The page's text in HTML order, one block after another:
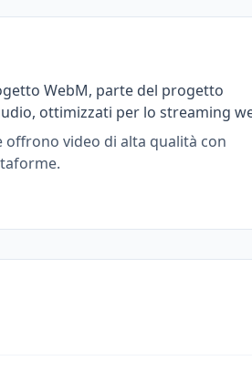
WebM, parte del progetto
ottimizzati per lo streaming
offrono video di alta qualità con